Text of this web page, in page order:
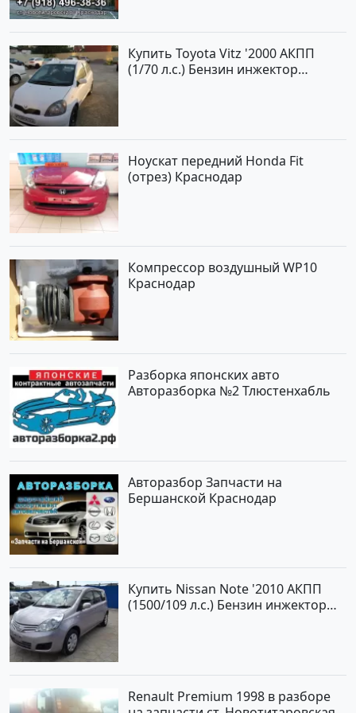
Купить Toyota Vitz '2000 АКПП
(1/70 л.с.) Бензин инжектор
Ноускат передний Honda Fit
(отрез) Краснодар
Компрессор воздушный WP10
Краснодар
Разборка японских авто
Авторазборка №2 Тлюстенхабль
Авторазбор Запчасти на
Бершанской Краснодар
Купить Nissan Note '2010 АКПП
(1500/109 л.с.) Бензин инжектор
Renault Premium 1998 в разборе